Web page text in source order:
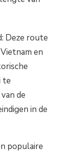
Deze route
en
te
de
in de
populaire